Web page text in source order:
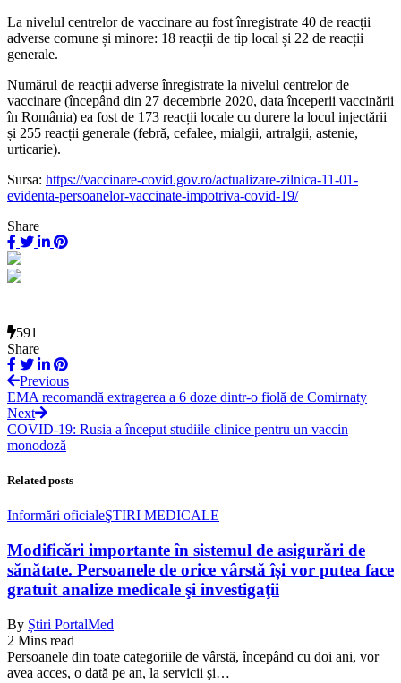
La nivelul centrelor de vaccinare au fost înregistrate 40 de reacții
adverse comune și minore: 18 reacții de tip local și 22 de reacții
generale.
Numărul de reacții adverse înregistrate la nivelul centrelor de
vaccinare (începând din 27 decembrie 2020, data începerii vaccinării
în România) ea fost de 173 reacții locale cu durere la locul injectării
și 255 reacții generale (febră, cefalee, mialgii, artralgii, astenie,
urticarie).
Sursa: https://vaccinare-covid.gov.ro/actualizare-zilnica-11-01-
evidenta-persoanelor-vaccinate-impotriva-covid-19/
Share
591
Share
Previous
EMA recomandă extragerea a 6 doze dintr-o fiolă de Comirnaty
Next
COVID-19: Rusia a început studiile clinice pentru un vaccin
monodoză
Related posts
Informări oficialeŞTIRI MEDICALE
Modificări importante în sistemul de asigurări de
sănătate. Persoanele de orice vârstă își vor putea face
gratuit analize medicale şi investigaţii
By Știri PortalMed
2 Mins read
Persoanele din toate categoriile de vârstă, începând cu doi ani, vor
avea acces, o dată pe an, la servicii şi…